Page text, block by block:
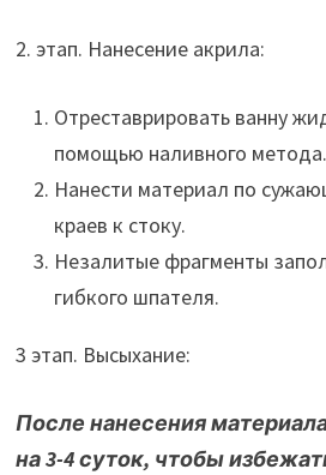
2. этап. Нанесение акрила:
Отреставрировать ванну
помощью наливного метода.
Нанести материал по
краев к стоку.
Незалитые фрагменты
гибкого шпателя.
3 этап. Высыхание:
После нанесения
на 3-4 суток, чтобы